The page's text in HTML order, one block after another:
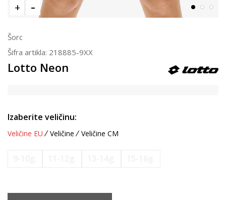
Šorc
Šifra artikla: 218885-9XX
Lotto Neon
Izaberite veličinu:
Veličine EU Veličine Veličine CM